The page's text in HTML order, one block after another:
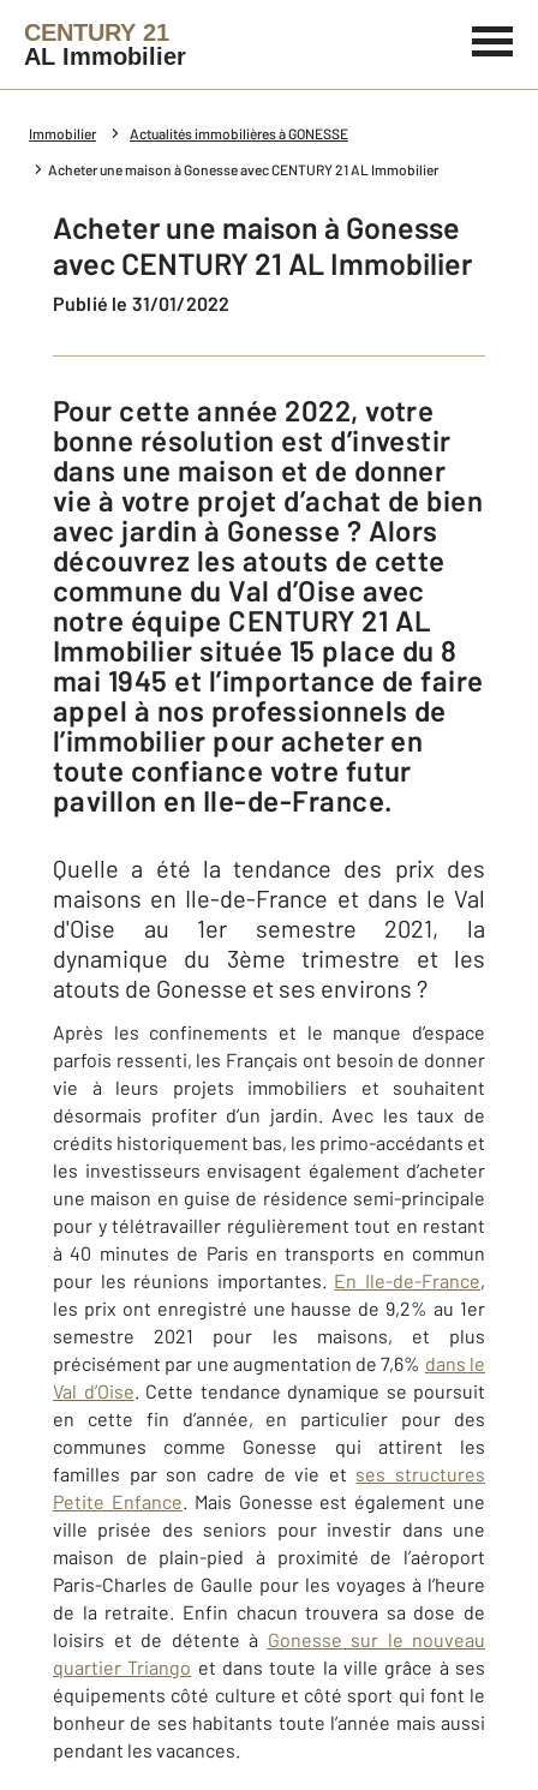
CENTURY 21
AL Immobilier
Immobilier Actualités immobilières à GONESSE
Acheter une maison à Gonesse avec CENTURY 21 AL Immobilier
Acheter une maison à Gonesse
avec CENTURY 21 AL Immobilier
Publié le 31/01/2022
Pour cette année 2022, votre
bonne résolution est d’investir
dans une maison et de donner
vie à votre projet d’achat de bien
avec jardin à Gonesse ? Alors
découvrez les atouts de cette
commune du Val d’Oise avec
notre équipe CENTURY 21 AL
Immobilier située 15 place du 8
mai 1945 et l’importance de faire
appel à nos professionnels de
l’immobilier pour acheter en
toute confiance votre futur
pavillon en Ile-de-France.
Quelle a été la tendance des prix des
maisons en Ile-de-France et dans le Val
d'Oise au 1er semestre 2021, la
dynamique du 3ème trimestre et les
atouts de Gonesse et ses environs ?
Après les confinements et le manque d’espace
parfois ressenti, les Français ont besoin de donner
vie à leurs projets immobiliers et souhaitent
désormais profiter d’un jardin. Avec les taux de
crédits historiquement bas, les primo-accédants et
les investisseurs envisagent également d’acheter
une maison en guise de résidence semi-principale
pour y télétravailler régulièrement tout en restant
à 40 minutes de Paris en transports en commun
pour les réunions importantes. En Ile-de-France,
les prix ont enregistré une hausse de 9,2% au 1er
semestre 2021 pour les maisons, et plus
précisément par une augmentation de 7,6% dans le
Val d’Oise. Cette tendance dynamique se poursuit
en cette fin d’année, en particulier pour des
communes comme Gonesse qui attirent les
familles par son cadre de vie et ses structures
Petite Enfance. Mais Gonesse est également une
ville prisée des seniors pour investir dans une
maison de plain-pied à proximité de l’aéroport
Paris-Charles de Gaulle pour les voyages à l’heure
de la retraite. Enfin chacun trouvera sa dose de
loisirs et de détente à Gonesse sur le nouveau
quartier Triango et dans toute la ville grâce à ses
équipements côté culture et côté sport qui font le
bonheur de ses habitants toute l’année mais aussi
pendant les vacances.